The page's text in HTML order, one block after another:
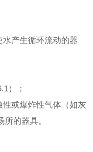
产生循环流动的器
）；
或爆炸性气体（如灰
的器具。